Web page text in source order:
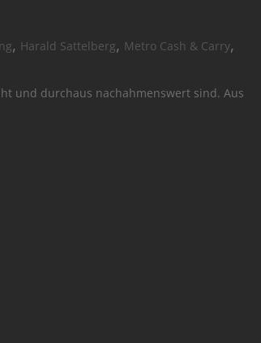
, Harald Sattelberg, Metro Cash & Carry,
und durchaus nachahmenswert sind. Aus